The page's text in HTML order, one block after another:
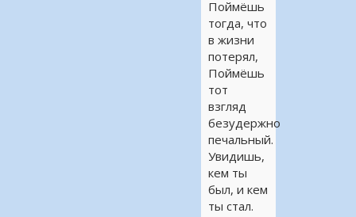
Поймёшь
тогда, что
в жизни
потерял,
Поймёшь
тот
взгляд
безудержно
печальный.
Увидишь,
кем ты
был, и кем
ты стал.